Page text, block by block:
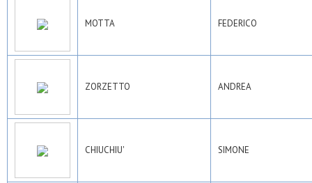
MOTTA FEDERICO
ZORZETTO ANDREA
CHIUCHIU' SIMONE